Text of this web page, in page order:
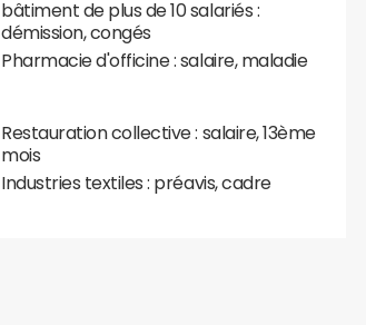
bâtiment de plus de 10 salariés :
démission, congés
Pharmacie d'officine : salaire, maladie
Restauration collective : salaire, 13ème
mois
Industries textiles : préavis, cadre